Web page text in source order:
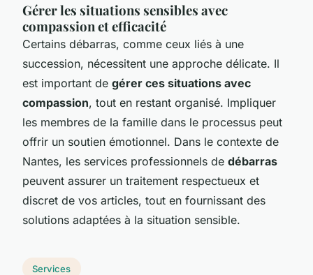
Gérer les situations sensibles avec
compassion et efficacité
Certains débarras, comme ceux liés à une
succession, nécessitent une approche délicate. Il
est important de gérer ces situations avec
compassion, tout en restant organisé. Impliquer
les membres de la famille dans le processus peut
offrir un soutien émotionnel. Dans le contexte de
Nantes, les services professionnels de débarras
peuvent assurer un traitement respectueux et
discret de vos articles, tout en fournissant des
solutions adaptées à la situation sensible.
Services